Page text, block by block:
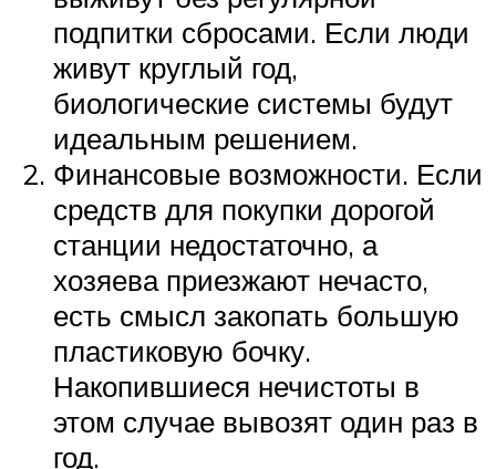
подпитки сбросами. Если люди
живут круглый год,
биологические системы будут
идеальным решением.
Финансовые возможности. Если
средств для покупки дорогой
станции недостаточно, а
хозяева приезжают нечасто,
есть смысл закопать большую
пластиковую бочку.
Накопившиеся нечистоты в
этом случае вывозят один раз в
год.